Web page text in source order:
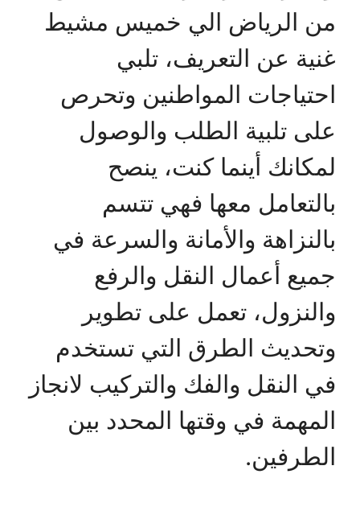
من الرياض الي خميس مشيط
غنية عن التعريف، تلبي
احتياجات المواطنين وتحرص
على تلبية الطلب والوصول
لمكانك أينما كنت، ينصح
بالتعامل معها فهي تتسم
بالنزاهة والأمانة والسرعة في
جميع أعمال النقل والرفع
والنزول، تعمل على تطوير
وتحديث الطرق التي تستخدم
في النقل والفك والتركيب لانجاز
المهمة في وقتها المحدد بين
الطرفين.